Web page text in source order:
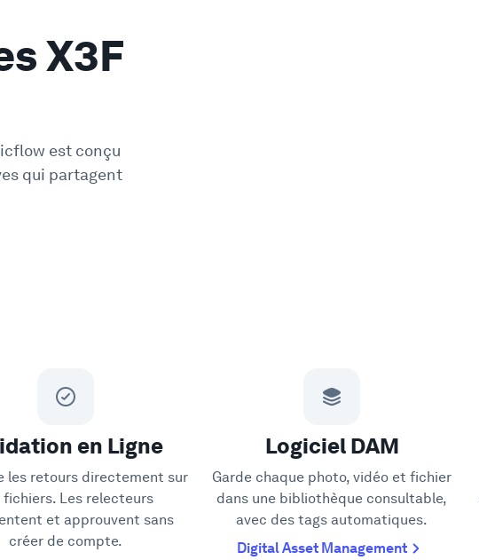
X3F
est conçu
qui partagent
en Ligne
les retours directement sur
Les relecteurs
et approuvent sans
créer de compte.
Logiciel DAM
Garde chaque photo, vidéo et fichier
dans une bibliothèque consultable,
avec des tags automatiques.
Digital Asset Management